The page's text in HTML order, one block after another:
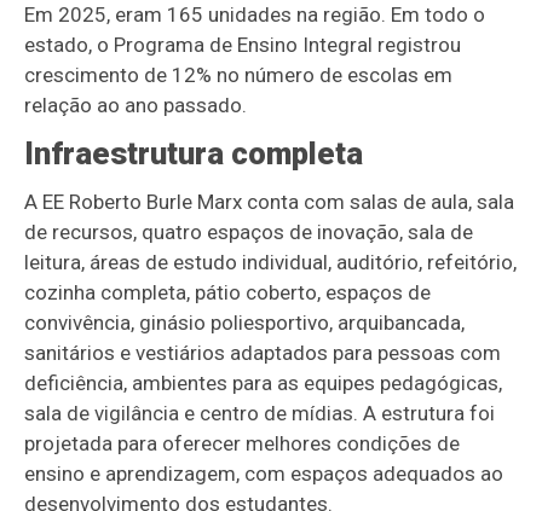
Em 2025, eram 165 unidades na região. Em todo o
estado, o Programa de Ensino Integral registrou
crescimento de 12% no número de escolas em
relação ao ano passado.
Infraestrutura completa
A EE Roberto Burle Marx conta com salas de aula, sala
de recursos, quatro espaços de inovação, sala de
leitura, áreas de estudo individual, auditório, refeitório,
cozinha completa, pátio coberto, espaços de
convivência, ginásio poliesportivo, arquibancada,
sanitários e vestiários adaptados para pessoas com
deficiência, ambientes para as equipes pedagógicas,
sala de vigilância e centro de mídias. A estrutura foi
projetada para oferecer melhores condições de
ensino e aprendizagem, com espaços adequados ao
desenvolvimento dos estudantes.